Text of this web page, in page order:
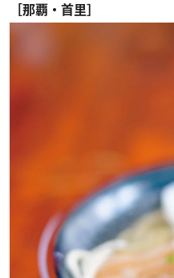
［那覇・首里］